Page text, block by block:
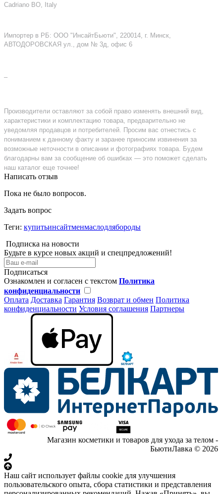
Cadriano BO, Italy
Импортер в РБ: ООО "ИнсайтБьюти", 220014, г. Минск,
АВТОДОРОВСКАЯ ул., дом № 3д, офис 6
–
Производители оставляют за собой право изменять внешний вид,
характеристики и комплектацию товара, предварительно не
уведомляя продавцов и потребителей. Просим вас отнестись с
пониманием к данному факту и заранее приносим извинения за
возможные неточности в описании и фотографиях товара. Будем
благодарны вам за сообщение об ошибках — это поможет сделать
наш каталог еще точнее!
Написать отзыв
Пока не было вопросов.
Задать вопрос
Теги: купитьинсайтменмаслодлябороды
Подписка на новости
Будьте в курсе новых акций и спецпредложений!
Подписаться
Ознакомлен и согласен с текстом Политика
конфиденциальности
Оплата Доставка Гарантия Возврат и обмен Политика
конфиденциальности Условия соглашения Партнеры
Магазин косметики и товаров для ухода за телом -
БьютиЛавка © 2026
Наш сайт использует файлы cookie для улучшения
пользовательского опыта, сбора статистики и представления